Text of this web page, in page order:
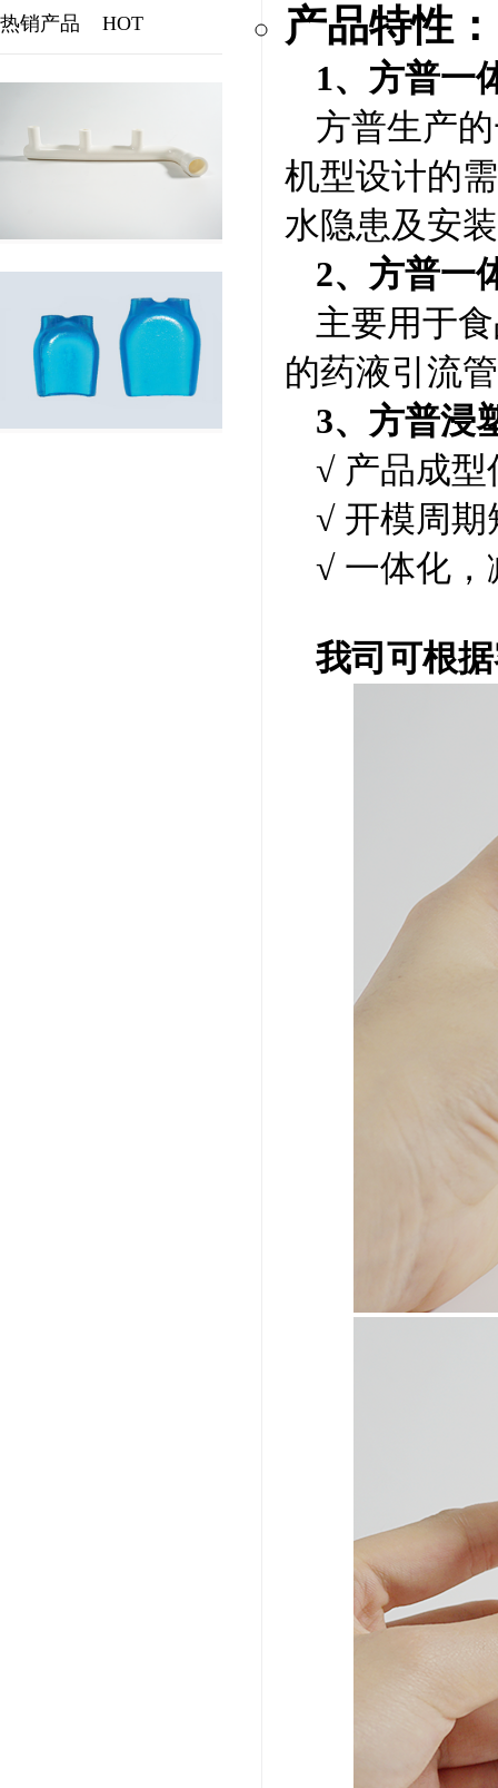
热销产品 HOT
产品特性：
1、方普一
方普生产
机型设计的
水隐患及安
2、方普一
主要用于
的药液引流
3、方普浸
√ 产品成
√ 开模周期
√ 一体化
我司可根